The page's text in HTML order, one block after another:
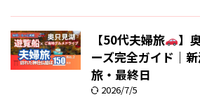
【50代夫婦旅
】
ーズ完全ガイド｜
旅・最終日
2026/7/5